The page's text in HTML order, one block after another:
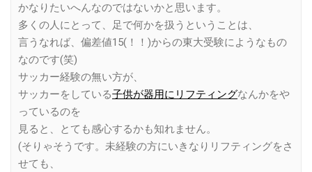
かなりたいへんなのではないかと思います。
多くの人にとって、足で何かを扱うということは、
言うなれば、偏差値15(！！)からの東大受験にようなもの
なのです(笑)
サッカー経験の無い方が、
サッカーをしている子供が器用にリフティングなんかをや
っているのを
見ると、とても感心するかも知れません。
(そりゃそうです。未経験の方にいきなりリフティングをさ
せても、